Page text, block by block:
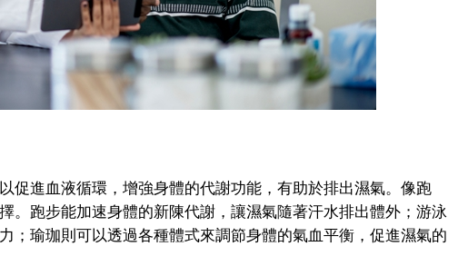
進血液循環，增強身體的代謝功能，有助於排出濕氣。像跑
。跑步能加速身體的新陳代謝，讓濕氣隨著汗水排出體外；游泳
；瑜珈則可以透過各種體式來調節身體的氣血平衡，促進濕氣的